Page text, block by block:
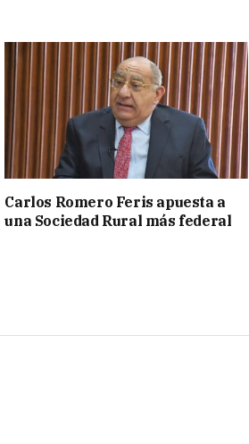
Carlos Romero Feris apuesta a
una Sociedad Rural más federal